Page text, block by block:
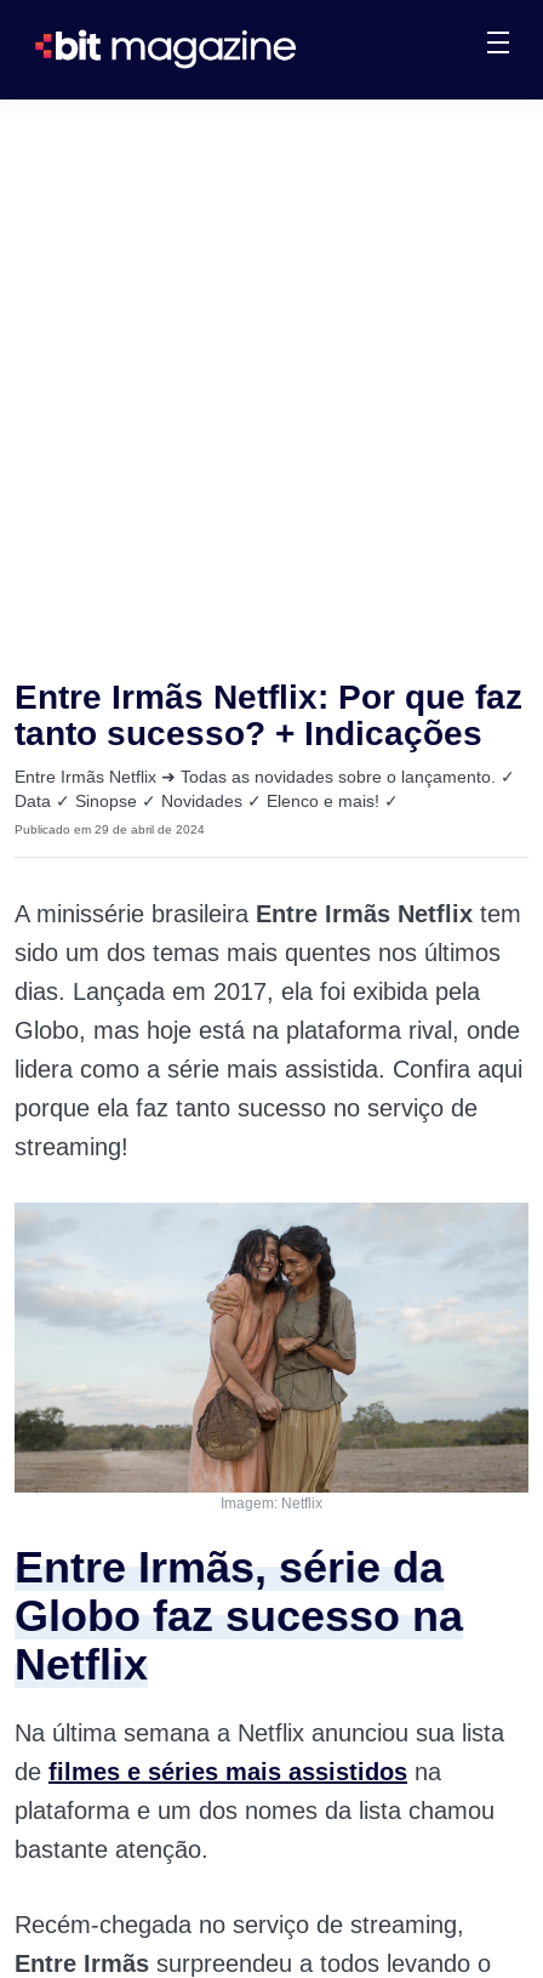
Entre Irmãs Netflix: Por que faz
tanto sucesso? + Indicações
Entre Irmãs Netflix ➜ Todas as novidades sobre o lançamento. ✓
Data ✓ Sinopse ✓ Novidades ✓ Elenco e mais! ✓
Publicado em 29 de abril de 2024
A minissérie brasileira Entre Irmãs Netflix tem
sido um dos temas mais quentes nos últimos
dias. Lançada em 2017, ela foi exibida pela
Globo, mas hoje está na plataforma rival, onde
lidera como a série mais assistida. Confira aqui
porque ela faz tanto sucesso no serviço de
streaming!
Imagem: Netflix
Entre Irmãs, série da
Globo faz sucesso na
Netflix
Na última semana a Netflix anunciou sua lista
de filmes e séries mais assistidos na
plataforma e um dos nomes da lista chamou
bastante atenção.
Recém-chegada no serviço de streaming,
Entre Irmãs surpreendeu a todos levando o